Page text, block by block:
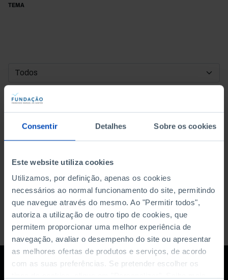
Consentir Detalhes Sobre os cookies
Este website utiliza cookies
Utilizamos, por definição, apenas os cookies
necessários ao normal funcionamento do site, permitindo
que navegue através do mesmo. Ao "Permitir todos",
autoriza a utilização de outro tipo de cookies, que
permitem proporcionar uma melhor experiência de
navegação, avaliar o desempenho do site ou apresentar
as melhores ofertas de produtos e serviços, de acordo
com as suas preferências. Se pretender escolher os
TEMA
DATA DE INÍCIO
DATA DE FIM